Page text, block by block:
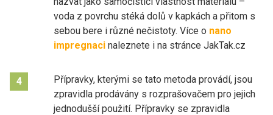
voda z povrchu stéká dolů v kapkách a přitom s
sebou bere i různé nečistoty. Více o nano
impregnaci naleznete i na stránce JakTak.cz
4
Přípravky, kterými se tato metoda provádí, jsou
zpravidla prodávány s rozprašovačem pro jejich
jednodušší použití. Přípravky se zpravidla